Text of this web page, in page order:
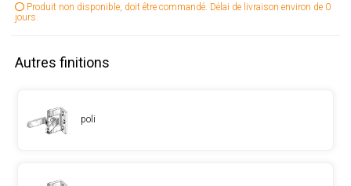
Produit non disponible, doit être commandé. Délai de livraison environ de 0
jours.
Autres finitions
poli